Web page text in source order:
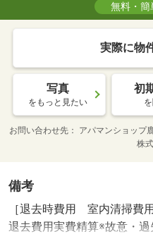
無料・簡
実際に物
写真
をもっと見たい
初
お問い合わせ先
アパマンショッ
株
備考
［退去時費用 室内清掃費
退去費用実費精算※故意・